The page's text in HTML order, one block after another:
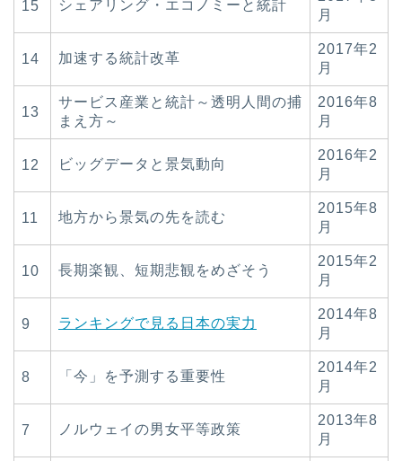
15 シェアリング・エコノミーと統計
月
14 加速する統計改革
2017年2
月
13
サービス産業と統計～透明人間の捕
まえ方～
2016年8
月
12 ビッグデータと景気動向
2016年2
月
11 地方から景気の先を読む
2015年8
月
10 長期楽観、短期悲観をめざそう
2015年2
月
9 ランキングで見る日本の実力
2014年8
月
8 「今」を予測する重要性
2014年2
月
7 ノルウェイの男女平等政策
2013年8
月